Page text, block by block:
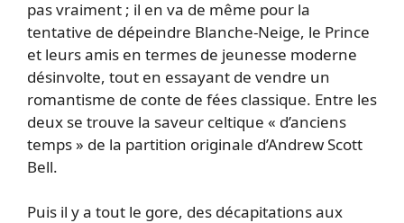
pas vraiment ; il en va de même pour la
tentative de dépeindre Blanche-Neige, le Prince
et leurs amis en termes de jeunesse moderne
désinvolte, tout en essayant de vendre un
romantisme de conte de fées classique. Entre les
deux se trouve la saveur celtique « d’anciens
temps » de la partition originale d’Andrew Scott
Bell.
Puis il y a tout le gore, des décapitations aux